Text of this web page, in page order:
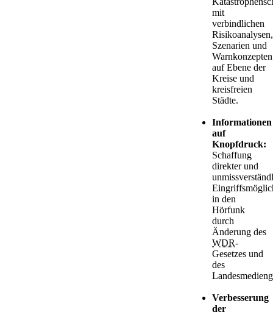
mit
verbindlichen
Risikoanalysen,
Szenarien und
Warnkonzepten
auf Ebene der
Kreise und
kreisfreien
Städte.
Informationen
auf
Knopfdruck:
Schaffung
direkter und
in den
Hörfunk
durch
Änderung des
WDR-
Gesetzes und
des
Verbesserung
der